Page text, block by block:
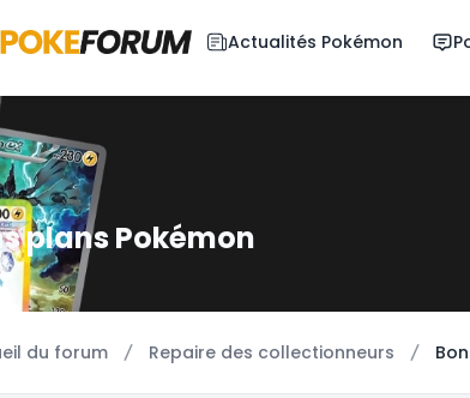
Actualités Pokémon
plans Pokémon
du forum Repaire des collectionneurs